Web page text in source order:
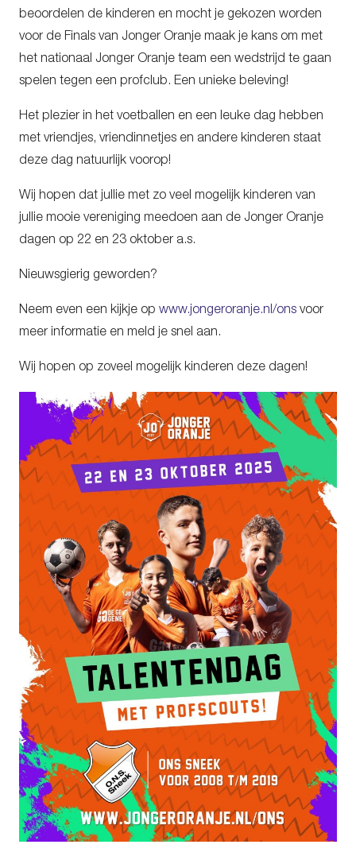
beoordelen de kinderen en mocht je gekozen worden
voor de Finals van Jonger Oranje maak je kans om met
het nationaal Jonger Oranje team een wedstrijd te gaan
spelen tegen een profclub. Een unieke beleving!
Het plezier in het voetballen en een leuke dag hebben
met vriendjes, vriendinnetjes en andere kinderen staat
deze dag natuurlijk voorop!
Wij hopen dat jullie met zo veel mogelijk kinderen van
jullie mooie vereniging meedoen aan de Jonger Oranje
dagen op 22 en 23 oktober a.s.
Nieuwsgierig geworden?
Neem even een kijkje op www.jongeroranje.nl/ons voor
meer informatie en meld je snel aan.
Wij hopen op zoveel mogelijk kinderen deze dagen!